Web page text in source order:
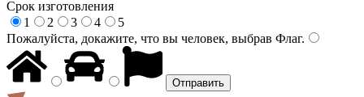
Срок изготовления
1
2 3 4
5
Пожалуйста, докажите, что вы человек, выбрав Флаг.